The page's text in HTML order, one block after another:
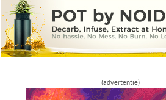
(advertentie)